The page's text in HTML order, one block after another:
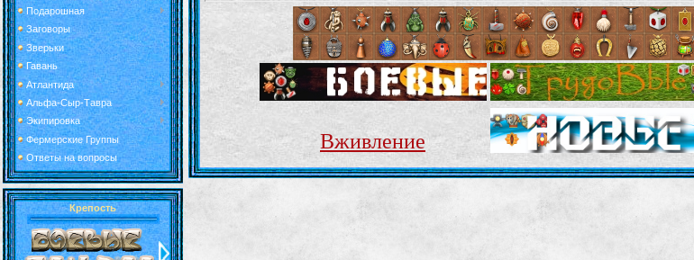
Подарошная
Заговоры
Зверьки
Гавань
Атлантида
Альфа-Сыр-Тавра
Экипировка
Фермерские Группы
Ответы на вопросы
Крепость
Вживление